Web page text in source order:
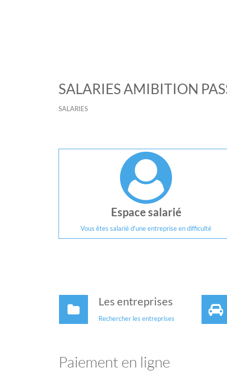
SALARIES AMIBITION
SALARIES
Espace salarié
Vous êtes salarié d'une entreprise en difficulté
Les entreprises
Rechercher les entreprises
Paiement en ligne